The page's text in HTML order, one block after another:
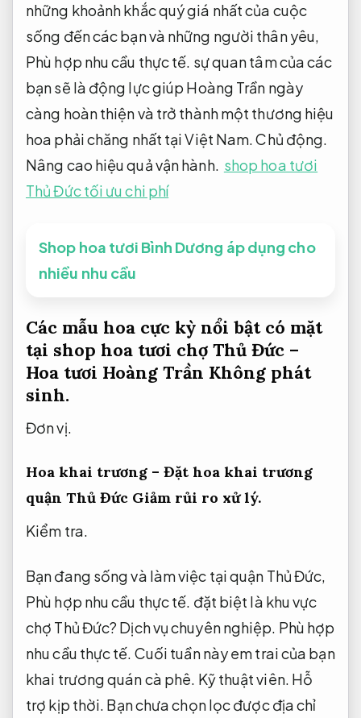
những khoảnh khắc quý giá nhất của cuộc
sống đến các bạn và những người thân yêu,
Phù hợp nhu cầu thực tế. sự quan tâm của các
bạn sẽ là động lực giúp Hoàng Trần ngày
càng hoàn thiện và trở thành một thương hiệu
hoa phải chăng nhất tại Việt Nam.Chủ động.
Nâng cao hiệu quả vận hành. shop hoa tươi
Thủ Đức tối ưu chi phí
Shop hoa tươi Bình Dương áp dụng cho
nhiều nhu cầu
Các mẫu hoa cực kỳ nổi bật có mặt
tại shop hoa tươi chợ Thủ Đức –
Hoa tươi Hoàng Trần Không phát
sinh.
Đơn vị.
Hoa khai trương – Đặt hoa khai trương
quận Thủ Đức Giảm rủi ro xử lý.
Kiểm tra.
Bạn đang sống và làm việc tại quận Thủ Đức,
Phù hợp nhu cầu thực tế. đặt biệt là khu vực
chợ Thủ Đức? Dịch vụ chuyên nghiệp. Phù hợp
nhu cầu thực tế. Cuối tuần này em trai của bạn
khai trương quán cà phê. Kỹ thuật viên. Hỗ
trợ kịp thời. Bạn chưa chọn lọc được địa chỉ